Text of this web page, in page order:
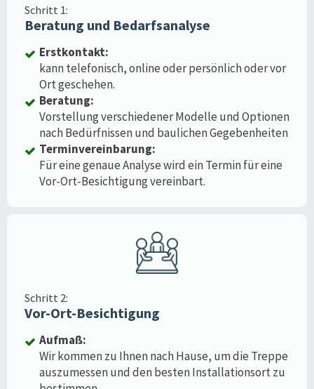
Schritt 1:
Beratung und Bedarfsanalyse
Erstkontakt:
kann telefonisch, online oder persönlich oder vor
Ort geschehen.
Beratung:
Vorstellung verschiedener Modelle und Optionen
nach Bedürfnissen und baulichen Gegebenheiten
Terminvereinbarung:
Für eine genaue Analyse wird ein Termin für eine
Vor-Ort-Besichtigung vereinbart.
Schritt 2:
Vor-Ort-Besichtigung
Aufmaß:
Wir kommen zu Ihnen nach Hause, um die Treppe
auszumessen und den besten Installationsort zu